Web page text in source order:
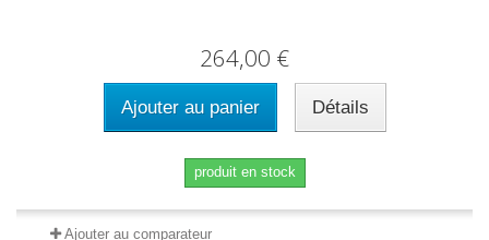
264,00 €
Ajouter au panier Détails
produit en stock
Ajouter au comparateur